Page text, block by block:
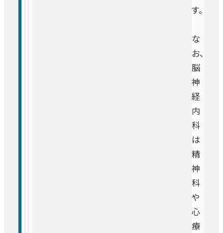
す。
な
お、
脳
神
経
内
科
は
精
神
科
や
心
療